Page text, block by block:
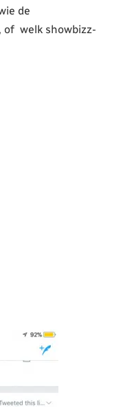
de
of welk showbizz-